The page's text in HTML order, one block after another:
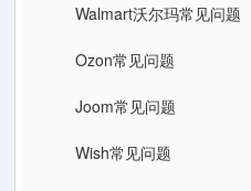
Walmart沃尔玛常见问题
Ozon常见问题
Joom常见问题
Wish常见问题